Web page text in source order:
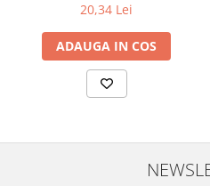
20,34 Lei
ADAUGA IN COS